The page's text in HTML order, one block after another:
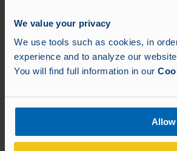
We value your privacy
We use tools such as cookies, in
experience and to analyze our
You will find full information in our
βελτιστοποιούν τη διαδικασία
Είναι αυτοί οι φορτιστές
αποδοτικοί και φιλικοί προς
Μπορούν αυτοί οι φορτιστές
χρησιμοποιηθούν σε